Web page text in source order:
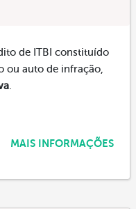
de ITBI constituído
ou auto de infração,
MAIS INFORMAÇÕES